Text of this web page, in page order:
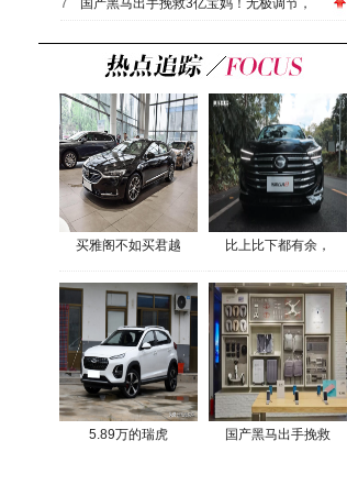
7 国产黑马出手挽救3亿宝妈！无极调节，
买雅阁不如买君越 比上比下都有余，
5.89万的瑞虎 国产黑马出手挽救